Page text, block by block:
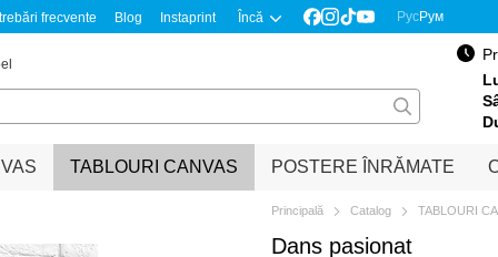
frecvente Blog Instaprint Încă РусРум
TABLOURI CANVAS POSTERE ÎNRĂMATE
Principală Catalog TABLOURI
Dans pasionat